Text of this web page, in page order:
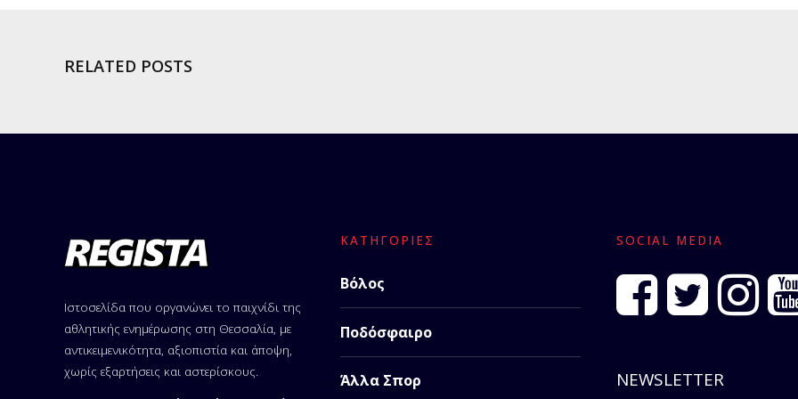
RELATED POSTS
Ιστοσελίδα που οργανώνει το παιχνίδι της
αθλητικής ενημέρωσης στη Θεσσαλία, με
αντικειμενικότητα, αξιοπιστία και άποψη,
χωρίς εξαρτήσεις και αστερίσκους.
ΚΑΤΗΓΟΡΊΕΣ
Βόλος
Ποδόσφαιρο
Άλλα Σπορ
SOCIAL MEDIA
NEWSLETTER